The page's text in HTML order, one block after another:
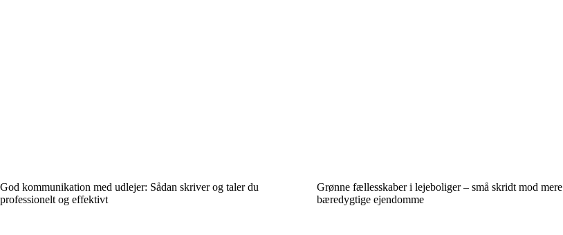
God kommunikation med udlejer: Sådan skriver og taler du
professionelt og effektivt
Grønne fællesskaber i lejeboliger – små skridt mod mere
bæredygtige ejendomme